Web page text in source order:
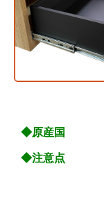
◆原産国
◆注意点